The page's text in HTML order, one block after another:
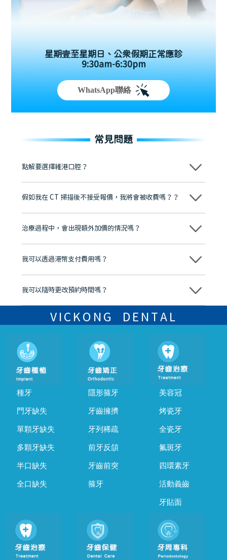
星期壹至星期日、公眾假期正常應診
9:30am-6:30pm
WhatsApp聯絡
常見問題
點解要選擇維港口腔？
維港口腔踐行「醫道濟世」的大學校訓，各分院匯聚來自香港、內地的
牌」、「2025香港企業領袖品牌」，是諾貝爾種植系統全球放心植牙中
至今已服務超過三十個國家和地區的顧客，受到粵港澳大灣區及周邊城
市市民極高的口碑評價及信任推薦 珠海、深圳設有八大分院，香港亦設
有咨詢及服務保障中心，有任何問題都可以隨時預約免費咨詢，讓人十
假如我在 CT 掃描後不接受報價，我將會被收費嗎？？
不會！只要未開始實際服務之前，你不會被收取任何費用。
治療過程中，會出現額外加價的情況嗎？
不會，治療前我們會詳細說明治療方案及對應的價錢，顧客同意並簽字
我可以透過港幣支付費用嗎？
可以。維港口腔會按照當日匯率轉算收取費用，而匯率會及時告知客人
我可以隨時更改預約時間嗎？
可以，請盡早通過wechat或whatsapp聯絡我們，告知我們你原本預約
的時間及資料，並且重新預約的日期及時段
VICKONG DENTAL
種牙
門牙缺失
單顆牙缺失
多顆牙缺失
半口缺失
全口缺失
隱形箍牙
牙齒擁擠
牙列稀疏
前牙反頜
牙齒前突
箍牙
美容冠
烤瓷牙
全瓷牙
氟斑牙
四環素牙
活動義齒
牙貼面